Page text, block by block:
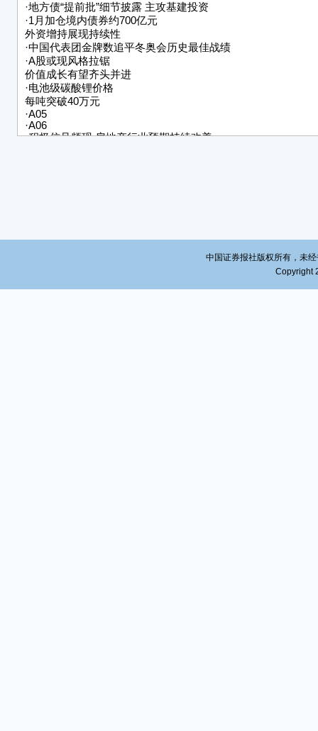
·地方债“提前批”细节披露 主攻基建投资
·1月加仓境内债券约700亿元
外资增持展现持续性
·中国代表团金牌数追平冬奥会历史最佳战绩
·A股或现风格拉锯
价值成长有望齐头并进
·电池级碳酸锂价格
每吨突破40万元
·A05
·A06
·积极信号频现 房地产行业预期持续改善
中国证券报社版权所有，未
Copyright